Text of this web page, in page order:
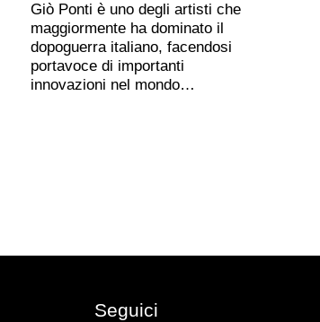
Giò Ponti è uno degli artisti che
maggiormente ha dominato il
dopoguerra italiano, facendosi
portavoce di importanti
innovazioni nel mondo…
Seguici